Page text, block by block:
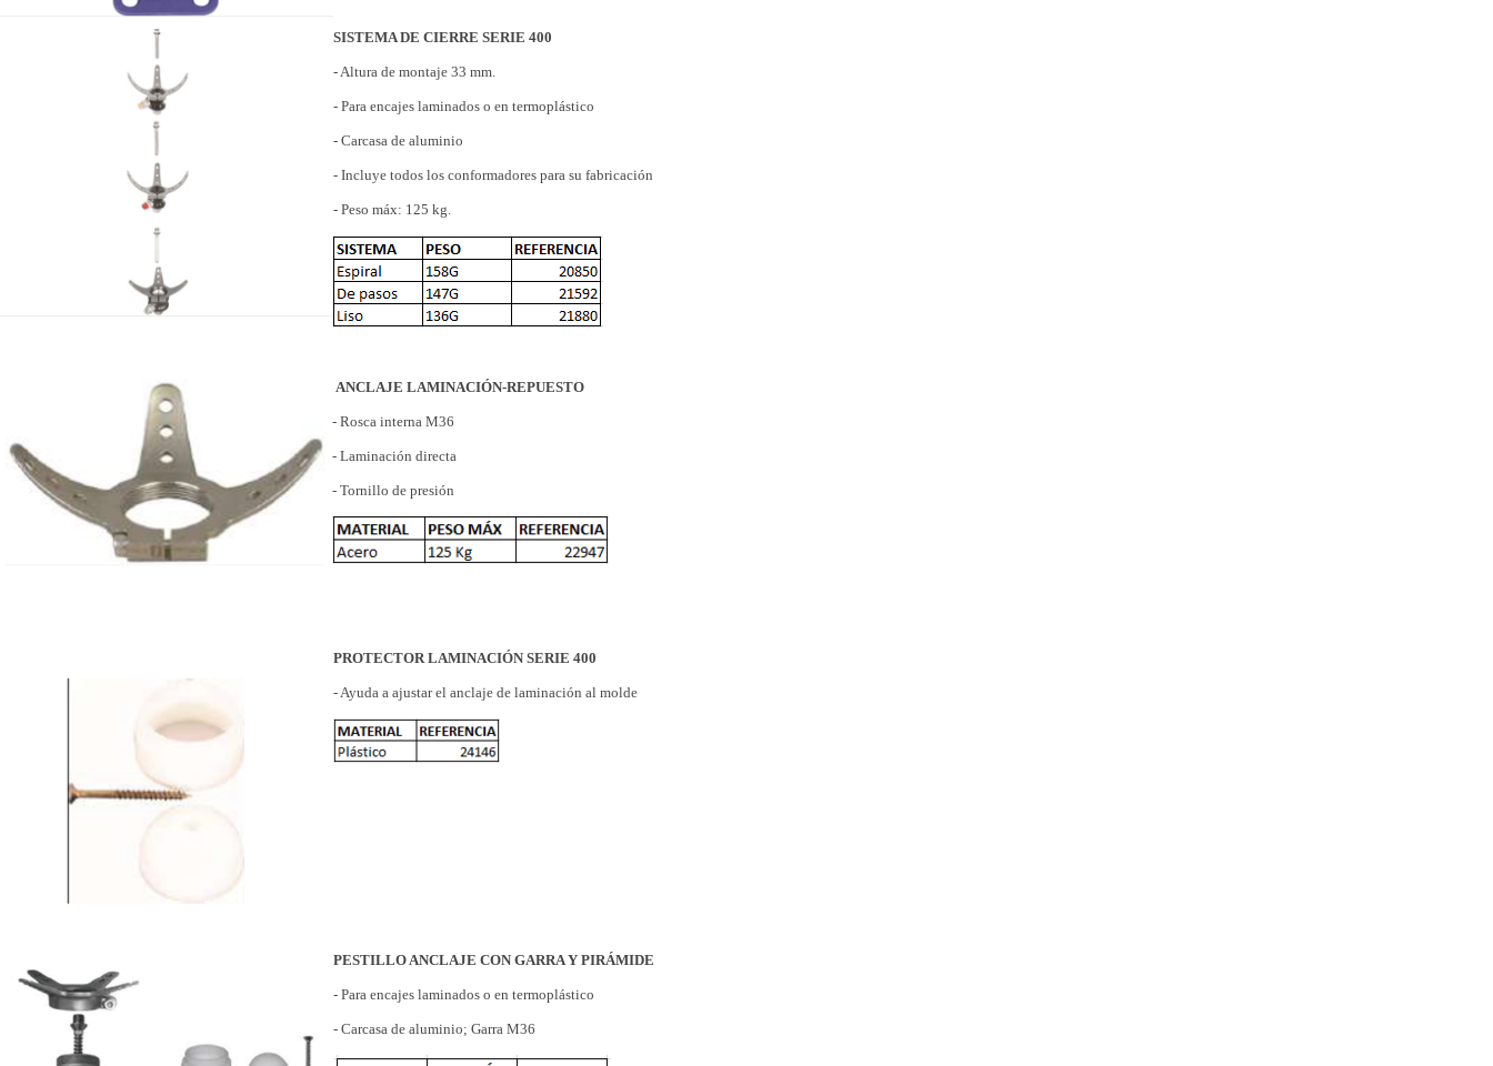
SISTEMA DE CIERRE SERIE 400
- Altura de montaje 33 mm.
- Para encajes laminados o en termoplástico
- Carcasa de aluminio
- Incluye todos los conformadores para su fabricación
- Peso máx: 125 kg.
ANCLAJE LAMINACIÓN-REPUESTO
- Rosca interna M36
- Laminación directa
- Tornillo de presión
PROTECTOR LAMINACIÓN SERIE 400
- Ayuda a ajustar el anclaje de laminación al molde
PESTILLO ANCLAJE CON GARRA Y PIRÁMIDE
- Para encajes laminados o en termoplástico
- Carcasa de aluminio; Garra M36